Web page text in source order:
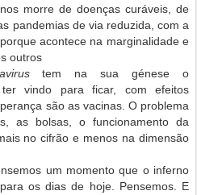
morre de doenças curáveis, de
pandemias de via reduzida, com a
acontece na marginalidade e
outros
tem na sua génese o
vindo para ficar, com efeitos
são as vacinas. O problema
as bolsas, o funcionamento da
no cifrão e menos na dimensão
um momento que o inferno
os dias de hoje. Pensemos. E